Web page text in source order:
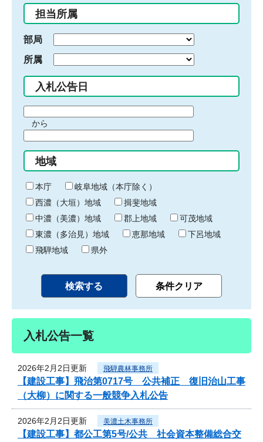
入
力
担当所属
部局
所属
入札公告日
間
始
り
から
間
終
わ
り
地域
本庁
岐阜地域（本庁除く）
西濃（大垣）地域
揖斐地域
中濃（美濃）地域
郡上地域
可茂地域
東濃（多治見）地域
恵那地域
下呂地域
飛騨地域
県外
入札公告一覧
2026年2月2日更新 飛騨農林事務所
【建設工事】飛治第0717号 公共補正 復旧治山工事
（大柳）に関する一般競争入札公告
2026年2月2日更新 美濃土木事務所
【建設工事】都公工第5号/公共 社会資本整備総合交